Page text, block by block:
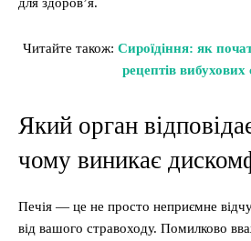
Читайте також: Сироїдіння: як
рецептів вибухових
Який орган
чому виникає
Печія — це не просто неприємне
від вашого стравоходу. Помилково